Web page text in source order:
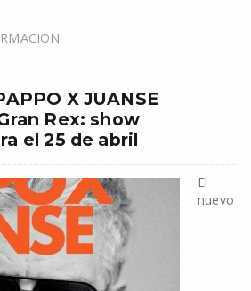
X JUANSE
Rex: show
el 25 de abril
El
nuevo